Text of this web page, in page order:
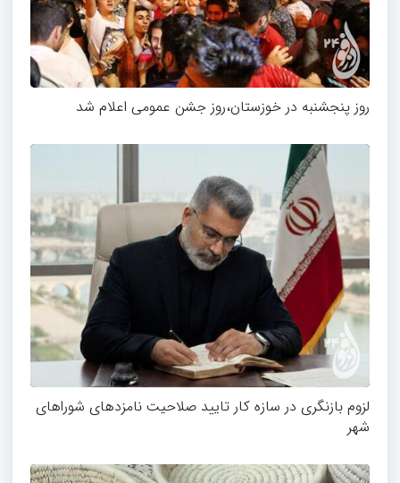
روز پنجشنبه در خوزستان،روز جشن عمومی اعلام شد
لزوم بازنگری در سازه کار تایید صلاحیت نامزدهای شوراهای
شهر